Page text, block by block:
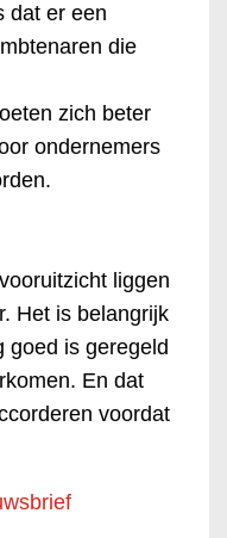
dat er een
die
zich beter
ondernemers
liggen
Het is belangrijk
goed is geregeld
En dat
voordat